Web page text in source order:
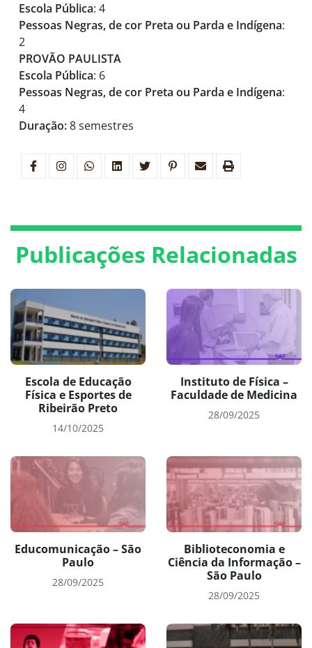
Escola Pública: 4
Pessoas Negras, de cor Preta ou Parda e Indígena:
2
PROVÃO PAULISTA
Escola Pública: 6
Pessoas Negras, de cor Preta ou Parda e Indígena:
4
Duração:8 semestres
Publicações Relacionadas
Escola de Educação
Física e Esportes de
Ribeirão Preto
14/10/2025
Instituto de Física –
Faculdade de Medicina
28/09/2025
Educomunicação – São
Paulo
28/09/2025
Biblioteconomia e
Ciência da Informação –
São Paulo
28/09/2025